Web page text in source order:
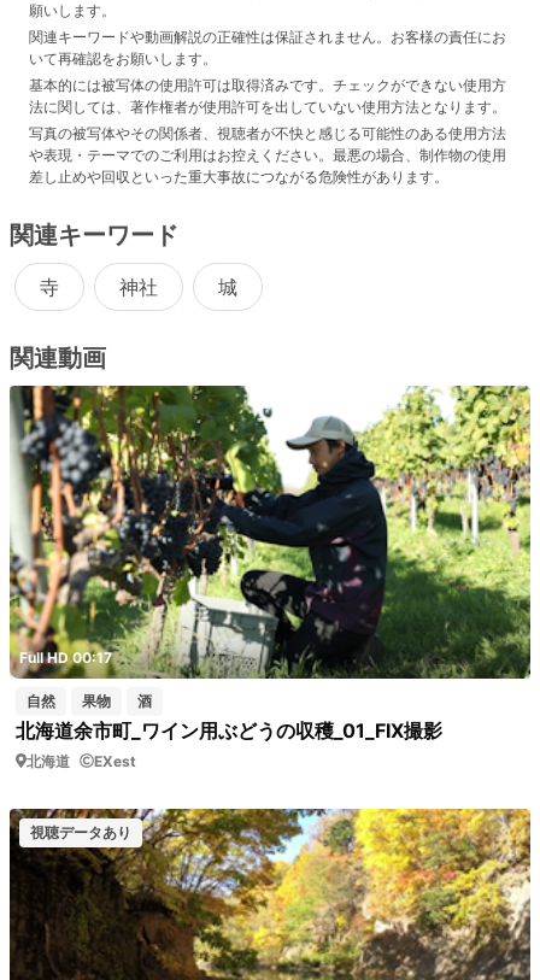
願いします。
関連キーワードや動画解説の正確性は保証されません。お客様の責任にお
いて再確認をお願いします。
基本的には被写体の使用許可は取得済みです。チェックができない使用方
法に関しては、著作権者が使用許可を出していない使用方法となります。
写真の被写体やその関係者、視聴者が不快と感じる可能性のある使用方法
や表現・テーマでのご利用はお控えください。最悪の場合、制作物の使用
差し止めや回収といった重大事故につながる危険性があります。
関連キーワード
寺 神社 城
関連動画
Full HD 00:17
自然 果物 酒
北海道余市町_ワイン用ぶどうの収穫_01_FIX撮影
北海道 EXest
視聴データあり